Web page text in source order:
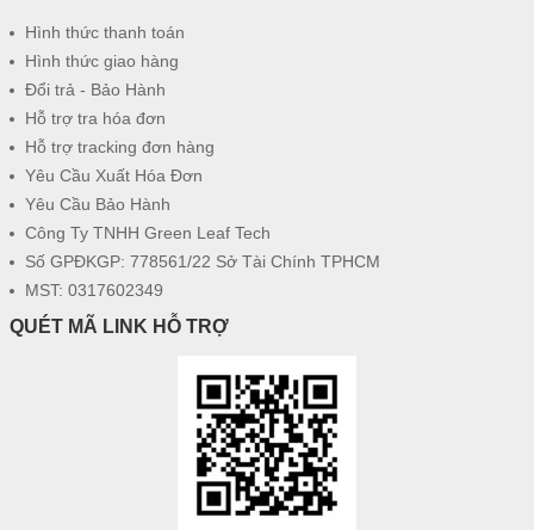
Hình thức thanh toán
Hình thức giao hàng
Đổi trả - Bảo Hành
Hỗ trợ tra hóa đơn
Hỗ trợ tracking đơn hàng
Yêu Cầu Xuất Hóa Đơn
Yêu Cầu Bảo Hành
Công Ty TNHH Green Leaf Tech
Số GPĐKGP: 778561/22 Sở Tài Chính TPHCM
MST: 0317602349
QUÉT MÃ LINK HỖ TRỢ